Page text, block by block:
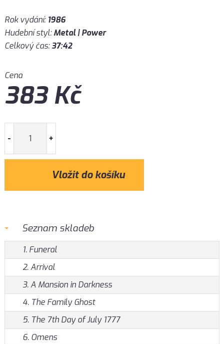
Rok vydání: 1986
Hudební styl:Metal | Power
Celkový čas:37:42
Cena
383Kč
- +
Seznam skladeb
1. Funeral
2. Arrival
3. A Mansion in Darkness
4. The Family Ghost
5. The 7th Day of July 1777
6. Omens